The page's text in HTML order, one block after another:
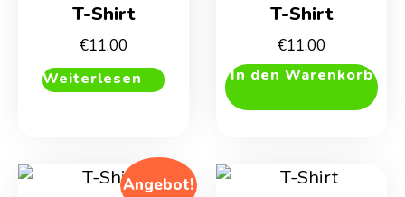
T-Shirt
€11,00
Weiterlesen
T-Shirt
€11,00
In den Warenkorb
Angebot!